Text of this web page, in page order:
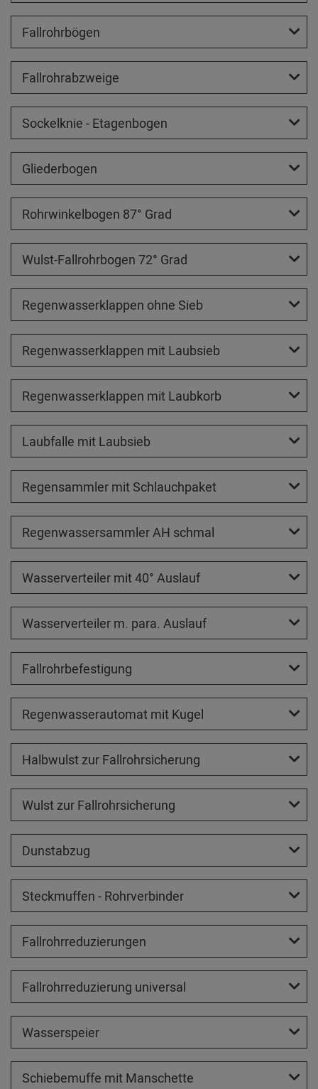
Fallrohrbögen
Fallrohrabzweige
Sockelknie - Etagenbogen
Gliederbogen
Rohrwinkelbogen 87° Grad
Wulst-Fallrohrbogen 72° Grad
Regenwasserklappen ohne Sieb
Regenwasserklappen mit Laubsieb
Regenwasserklappen mit Laubkorb
Laubfalle mit Laubsieb
Regensammler mit Schlauchpaket
Regenwassersammler AH schmal
Wasserverteiler mit 40° Auslauf
Wasserverteiler m. para. Auslauf
Fallrohrbefestigung
Regenwasserautomat mit Kugel
Halbwulst zur Fallrohrsicherung
Wulst zur Fallrohrsicherung
Dunstabzug
Steckmuffen - Rohrverbinder
Fallrohrreduzierungen
Fallrohrreduzierung universal
Wasserspeier
Schiebemuffe mit Manschette